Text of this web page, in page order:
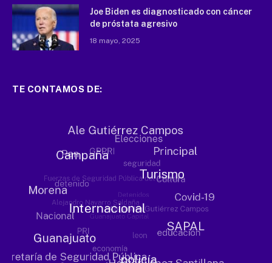
Joe Biden es diagnosticado con cáncer
de próstata agresivo
18 mayo, 2025
TE CONTAMOS DE: